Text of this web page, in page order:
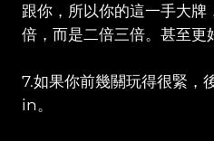
跟你，所以你的這一手大牌
倍，而是二倍三倍。甚至更
7.如果你前幾關玩得很緊，
in。